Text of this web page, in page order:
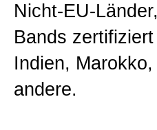
Privacy
Allgemeine
Nicht-EU-
Bands
Indien,
andere.